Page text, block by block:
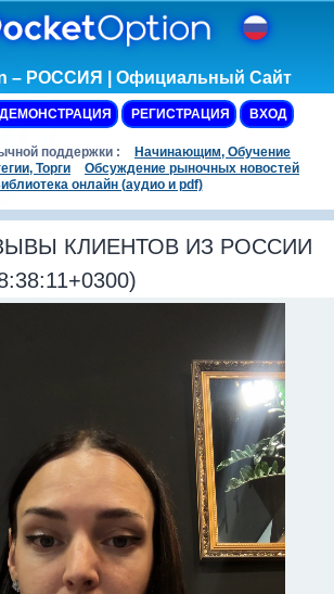
– РОССИЯ | Официальный Сайт
ДЕМОНСТРАЦИЯ РЕГИСТРАЦИЯ ВХОД
поддержки :
Начинающим, Обучение
Торги
Обсуждение рыночных новостей
онлайн (аудио и pdf)
КЛИЕНТОВ ИЗ РОССИИ